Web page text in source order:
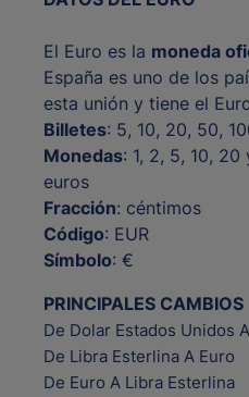
El Euro es la moneda
España es uno de los
esta unión y tiene el
Billetes: 5, 10, 20, 50,
Monedas: 1, 2, 5, 10,
euros
Fracción: céntimos
Código: EUR
Símbolo: €
PRINCIPALES CAMBIOS
De Dolar Estados Unidos
De Libra Esterlina A Euro
De Euro A Libra Esterlina